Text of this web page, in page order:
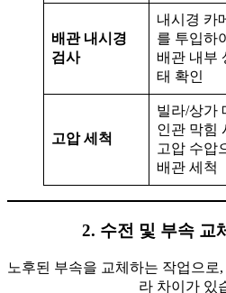
배관 내시경
검사
내시경 카
를 투입하
배관 내부
태 확인
고압 세척
빌라/상가
인관 막힘
고압 수압
배관 세척
2. 수전 및 부속 교
노후된 부속을 교체하는 작업으
라 차이가 있